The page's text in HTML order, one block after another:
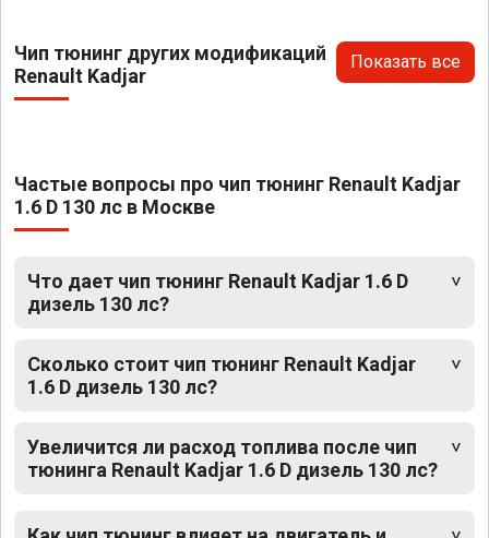
Чип тюнинг других модификаций
Renault Kadjar
Показать все
Частые вопросы про чип тюнинг Renault Kadjar
1.6 D 130 лс в Москве
Что дает чип тюнинг Renault Kadjar 1.6 D
дизель 130 лс?
Сколько стоит чип тюнинг Renault Kadjar
1.6 D дизель 130 лс?
Увеличится ли расход топлива после чип
тюнинга Renault Kadjar 1.6 D дизель 130 лс?